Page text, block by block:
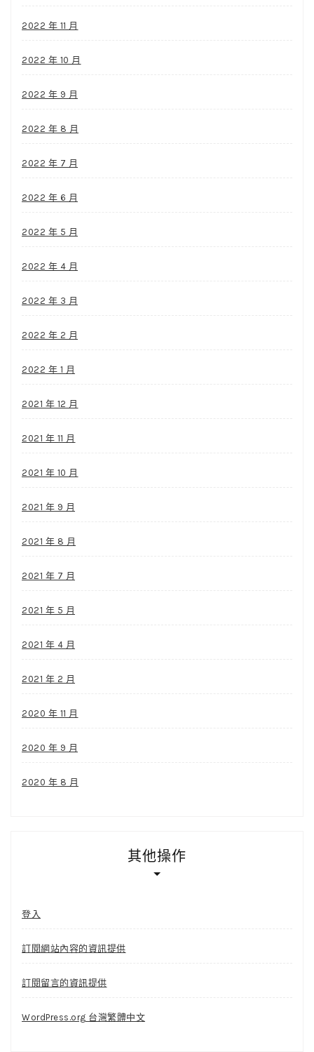
2022 年 11 月
2022 年 10 月
2022 年 9 月
2022 年 8 月
2022 年 7 月
2022 年 6 月
2022 年 5 月
2022 年 4 月
2022 年 3 月
2022 年 2 月
2022 年 1 月
2021 年 12 月
2021 年 11 月
2021 年 10 月
2021 年 9 月
2021 年 8 月
2021 年 7 月
2021 年 5 月
2021 年 4 月
2021 年 2 月
2020 年 11 月
2020 年 9 月
2020 年 8 月
其他操作
登入
訂閱網站內容的資訊提供
訂閱留言的資訊提供
WordPress.org 台灣繁體中文